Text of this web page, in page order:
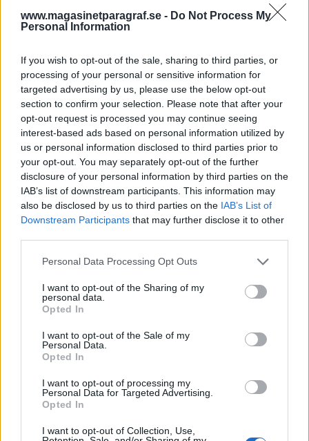
www.magasinetparagraf.se - Do Not Process My
Personal Information
If you wish to opt-out of the sale, sharing to third parties, or
processing of your personal or sensitive information for
targeted advertising by us, please use the below opt-out
section to confirm your selection. Please note that after your
opt-out request is processed you may continue seeing
interest-based ads based on personal information utilized by
us or personal information disclosed to third parties prior to
your opt-out. You may separately opt-out of the further
disclosure of your personal information by third parties on the
IAB’s list of downstream participants. This information may
also be disclosed by us to third parties on the IAB’s List of
Downstream Participants that may further disclose it to other
Personal Data Processing Opt Outs
I want to opt-out of the Sharing of my
personal data.
Opted In
I want to opt-out of the Sale of my
Personal Data.
Opted In
I want to opt-out of processing my
Personal Data for Targeted Advertising.
Opted In
I want to opt-out of Collection, Use,
masskjutningen på Campus Risbergska i Örebro
läggs nu utredningen ner, meddelade polisen
– Nedläggningsbeslutet är en del i
rättsprocessen och sker med anledning av att
den ende misstänkte gärningsmannen är död
och ärendet därför inte kommer att kunna leda
till åtal, förklarar Henrik Dahlström som varit
polisens kommenderingschef.
Utöver utredningen gällande skjutningen har
polisen jobbat med att spåra kryptotransaktioner
som Ricard Andersson gjort för att köpa
narkotika mellan åren 2019–2021.
– Vi ser att han bytte tillvägagångssätt och kom
efter 2021 fortsätta att genomföra köp men via
vart pengarna efter det tog vägen, spåren
stannar hittills hos växlaren, säger
utredningsledaren Kristoffer Zickbauer.
Man dömd för sexuella övergrepp mot 24
minderåriga flickor.I måndags dömdes en man i
30-årsåldern till fängelse i fem år och tio
döms han bland annat för tolv fall av våldtäkt, 23